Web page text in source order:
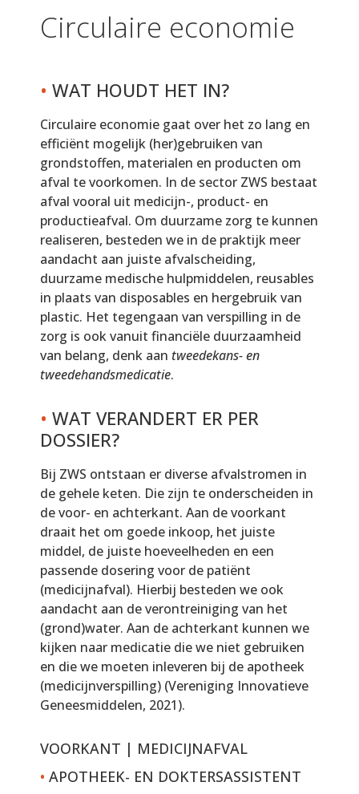
Circulaire economie
• WAT HOUDT HET IN?
Circulaire economie gaat over het zo lang en
efficiënt mogelijk (her)gebruiken van
grondstoffen, materialen en producten om
afval te voorkomen. In de sector ZWS bestaat
afval vooral uit medicijn-, product- en
productieafval. Om duurzame zorg te kunnen
realiseren, besteden we in de praktijk meer
aandacht aan juiste afvalscheiding,
duurzame medische hulpmiddelen, reusables
in plaats van disposables en hergebruik van
plastic. Het tegengaan van verspilling in de
zorg is ook vanuit financiële duurzaamheid
van belang, denk aan tweedekans- en
tweedehandsmedicatie.
• WAT VERANDERT ER PER
DOSSIER?
Bij ZWS ontstaan er diverse afvalstromen in
de gehele keten. Die zijn te onderscheiden in
de voor- en achterkant. Aan de voorkant
draait het om goede inkoop, het juiste
middel, de juiste hoeveelheden en een
passende dosering voor de patiënt
(medicijnafval). Hierbij besteden we ook
aandacht aan de verontreiniging van het
(grond)water. Aan de achterkant kunnen we
kijken naar medicatie die we niet gebruiken
en die we moeten inleveren bij de apotheek
(medicijnverspilling) (Vereniging Innovatieve
Geneesmiddelen, 2021).
VOORKANT | MEDICIJNAFVAL
• APOTHEEK- EN DOKTERSASSISTENT